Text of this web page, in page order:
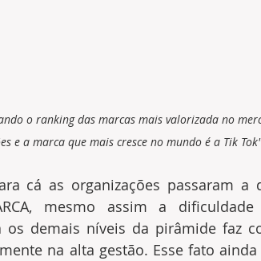
o ranking das marcas mais valorizada no
e a marca que mais cresce no mundo é a Tik Tok"
cá as organizações passaram
mesmo assim a
os demais níveis da pirâmide faz
na alta gestão. Esse fato